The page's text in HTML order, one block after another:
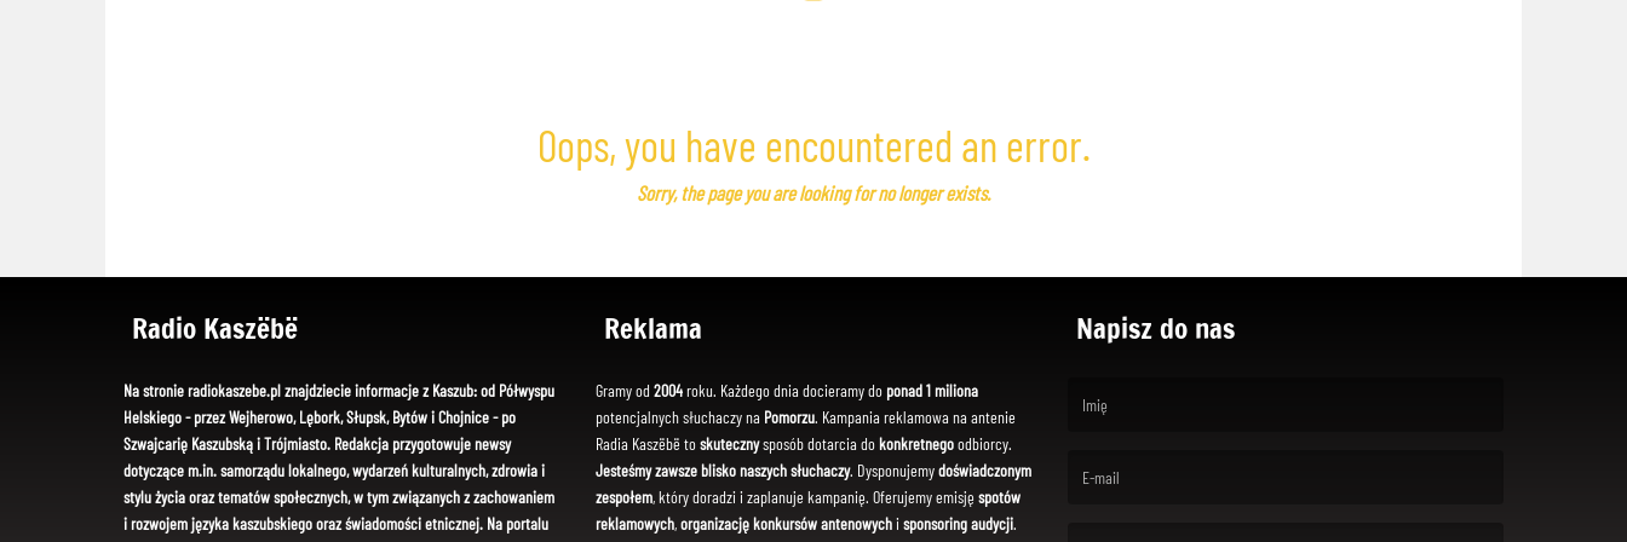
Oops, you have encountered an error.
Sorry, the page you are looking for no longer exists.
Radio Kaszëbë
Na stronie radiokaszebe.pl znajdziecie informacje z Kaszub: od Półwyspu
Helskiego - przez Wejherowo, Lębork, Słupsk, Bytów i Chojnice - po
Szwajcarię Kaszubską i Trójmiasto. Redakcja przygotowuje newsy
dotyczące m.in. samorządu lokalnego, wydarzeń kulturalnych, zdrowia i
stylu życia oraz tematów społecznych, w tym związanych z zachowaniem
i rozwojem języka kaszubskiego oraz świadomości etnicznej. Na portalu
Reklama
Gramy od 2004roku. Każdego dnia docieramy do ponad 1 miliona
potencjalnych słuchaczy na Pomorzu. Kampania reklamowa na antenie
Radia Kaszëbë toskutecznysposób dotarcia dokonkretnegoodbiorcy.
Jesteśmy zawsze blisko naszych słuchaczy. Dysponujemydoświadczonym
zespołem, który doradzi i zaplanuje kampanię. Oferujemy emisję spotów
reklamowych,organizację konkursów antenowychi sponsoring audycji.
Napisz do nas